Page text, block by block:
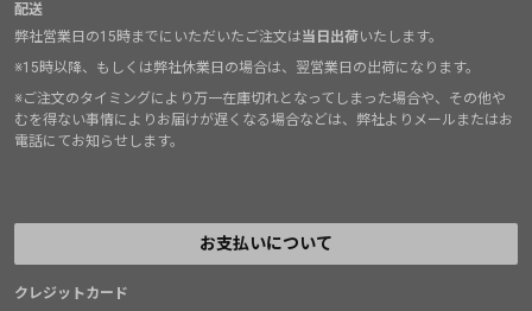
配送
弊社営業日の15時までにいただいたご注文は当日出荷いたします。
※15時以降、もしくは弊社休業日の場合は、翌営業日の出荷になります。
※ご注文のタイミングにより万一在庫切れとなってしまった場合や、その他や
むを得ない事情によりお届けが遅くなる場合などは、弊社よりメールまたはお
電話にてお知らせします。
お支払いについて
クレジットカード